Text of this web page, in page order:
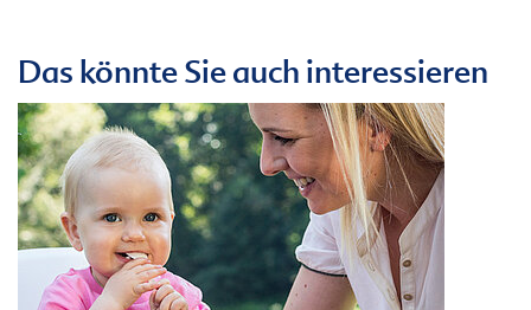
Das könnte Sie auch interessieren